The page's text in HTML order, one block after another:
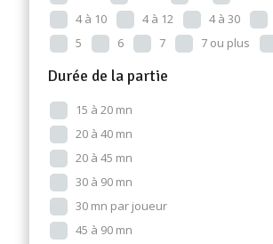
4 à 10
4 à 12 4 à 30
5
6 7 7 ou plus
Durée de la partie
15 à 20 mn
20 à 40 mn
20 à 45 mn
30 à 90 mn
30 mn par joueur
45 à 90 mn